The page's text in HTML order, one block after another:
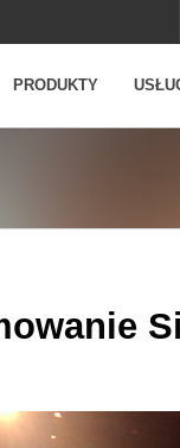
PRODUKTY